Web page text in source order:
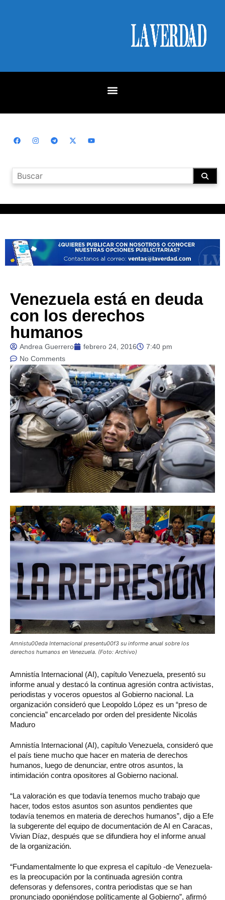
Venezuela está en deuda
con los derechos
humanos
Andrea Guerrero febrero 24, 2016
7:40 pm
No Comments
Amnistu00eda Internacional presentu00f3 su informe anual sobre los
derechos humanos en Venezuela. (Foto: Archivo)
Amnistía Internacional (AI), capítulo Venezuela, presentó su
informe anual y destacó la continua agresión contra activistas,
periodistas y voceros opuestos al Gobierno nacional. La
organización consideró que Leopoldo López es un “preso de
conciencia” encarcelado por orden del presidente Nicolás
Maduro
Amnistía Internacional (AI), capítulo Venezuela, consideró que
el país tiene mucho que hacer en materia de derechos
humanos, luego de denunciar, entre otros asuntos, la
intimidación contra opositores al Gobierno nacional.
“La valoración es que todavía tenemos mucho trabajo que
hacer, todos estos asuntos son asuntos pendientes que
todavía tenemos en materia de derechos humanos”, dijo a Efe
la subgerente del equipo de documentación de AI en Caracas,
Vivian Díaz, después que se difundiera hoy el informe anual
de la organización.
“Fundamentalmente lo que expresa el capítulo -de Venezuela-
es la preocupación por la continuada agresión contra
defensoras y defensores, contra periodistas que se han
pronunciado oponiéndose políticamente al Gobierno”, afirmó